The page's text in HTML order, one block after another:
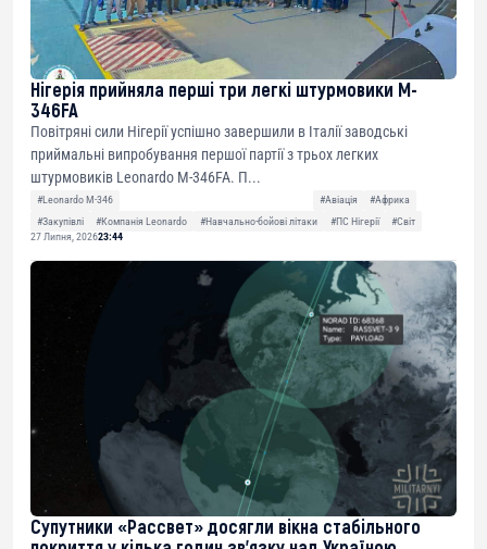
Нігерія прийняла перші три легкі штурмовики M-
346FA
Повітряні сили Нігерії успішно завершили в Італії заводські
приймальні випробування першої партії з трьох легких
штурмовиків Leonardo M-346FA. П...
#Leonardo M-346 #Авіація
#Африка
#Закупівлі
#Компанія Leonardo #Навчально-бойові літаки #ПС Нігерії
#Світ
27 Липня, 202623:44
Супутники «Рассвет» досягли вікна стабільного